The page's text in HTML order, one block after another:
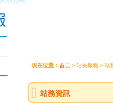
現在位置： 首頁> 站長報報 > 站
站務資訊